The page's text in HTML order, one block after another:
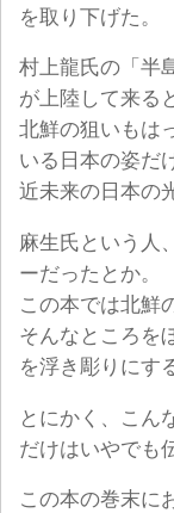
を取り下げた。
村上龍氏の「半
が上陸して来る
北鮮の狙いもは
いる日本の姿だ
近未来の日本の
麻生氏という人
ーだったとか。
この本では北鮮
そんなところを
を浮き彫りにす
とにかく、こん
だけはいやでも
この本の巻末に